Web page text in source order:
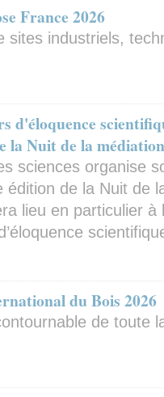
France 2026
sites industriels,
d'éloquence
la Nuit de la
sciences organise
édition de la Nuit de
lieu en particulier à
du Bois 2026
de toute